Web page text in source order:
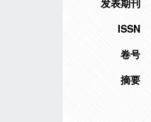
发表期刊
ISSN
卷号
摘要